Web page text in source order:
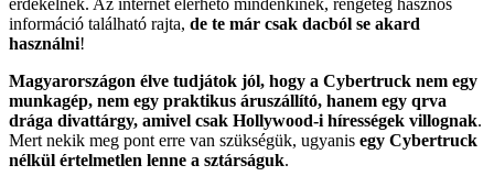
érdekelnek. Az internet elérhető mindenkinek, rengeteg hasznos
információ található rajta, de te már csak dacból se akard
használni!
Magyarországon élve tudjátok jól, hogy a Cybertruck nem egy
munkagép, nem egy praktikus áruszállító, hanem egy qrva
drága divattárgy, amivel csak Hollywood-i hírességek villognak.
Mert nekik meg pont erre van szükségük, ugyanis egy Cybertruck
nélkül értelmetlen lenne a sztárságuk.